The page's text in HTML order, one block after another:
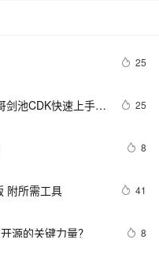
25
剑池CDK快速上手指
25
8
附所需工具 41
源的关键力量？ 8